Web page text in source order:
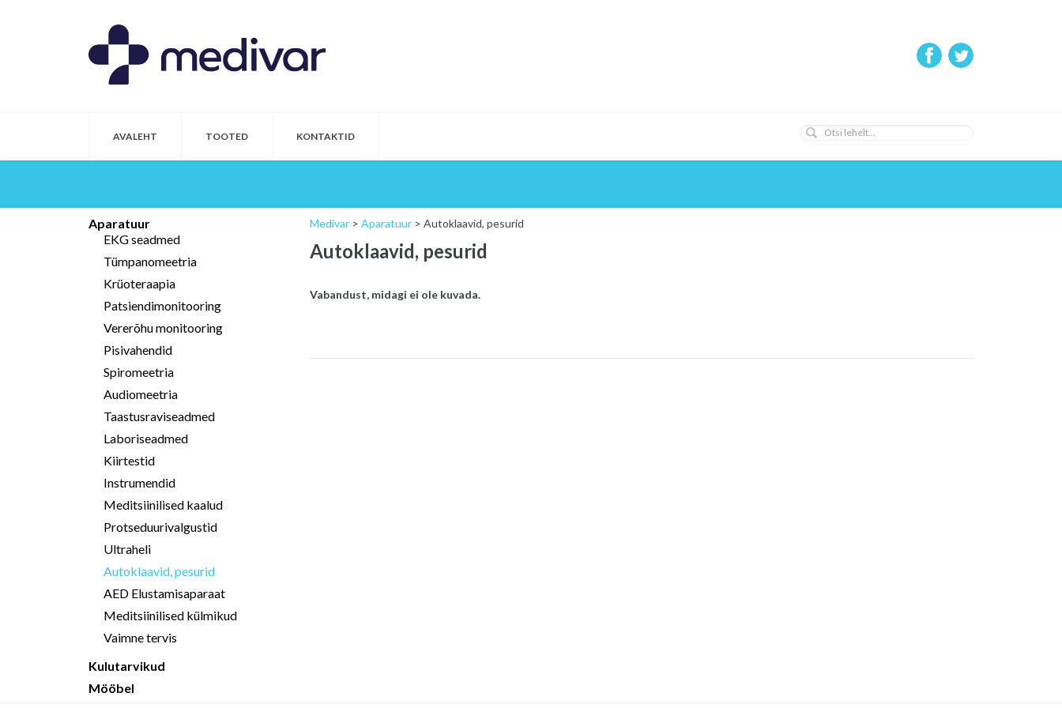
AVALEHT TOOTED KONTAKTID
Aparatuur
EKG seadmed
Tümpanomeetria
Krüoteraapia
Patsiendimonitooring
Vererõhu monitooring
Pisivahendid
Spiromeetria
Audiomeetria
Taastusraviseadmed
Laboriseadmed
Kiirtestid
Instrumendid
Meditsiinilised kaalud
Protseduurivalgustid
Ultraheli
Autoklaavid, pesurid
AED Elustamisaparaat
Meditsiinilised külmikud
Vaimne tervis
Kulutarvikud
Mööbel
Medivar > Aparatuur > Autoklaavid, pesurid
Autoklaavid, pesurid
Vabandust, midagi ei ole kuvada.